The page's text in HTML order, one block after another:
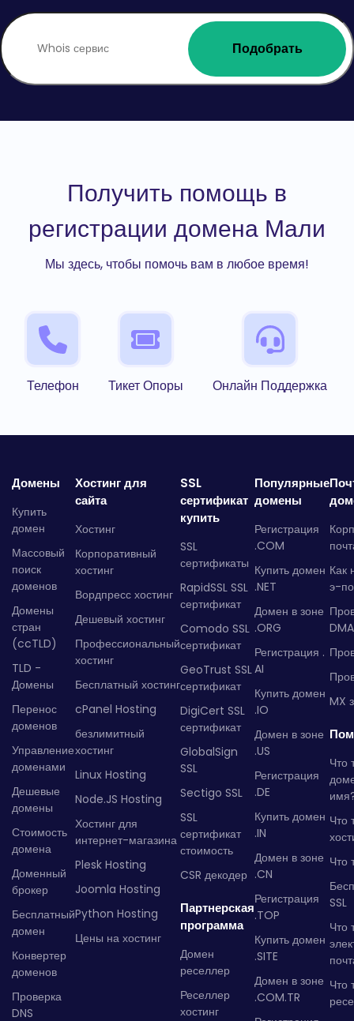
Подобрать
Получить помощь в
регистрации домена Мали
Мы здесь, чтобы помочь вам в любое время!
Телефон Тикет Опоры Онлайн Поддержка
Домены
Купить
домен
Массовый
поиск
доменов
Домены
стран
(ccTLD)
TLD -
Домены
Перенос
доменов
Управление
доменами
Дешевые
домены
Стоимость
домена
Доменный
брокер
Бесплатный
домен
Конвертер
доменов
Проверка
DNS
Хостинг для
сайта
Хостинг
Корпоративный
хостинг
Вордпресс хостинг
Дешевый хостинг
Профессиональный
хостинг
Бесплатный хостинг
cPanel Hosting
безлимитный
хостинг
Linux Hosting
Node.JS Hosting
Хостинг для
интернет-магазина
Plesk Hosting
Joomla Hosting
Python Hosting
Цены на хостинг
SSL
сертификат
купить
SSL
сертификаты
RapidSSL SSL
сертификат
Comodo SSL
сертификат
GeoTrust SSL
сертификат
DigiCert SSL
сертификат
GlobalSign
SSL
Sectigo SSL
SSL
сертификат
стоимость
CSR декодер
Партнерская
программа
Домен
реселлер
Реселлер
хостинг
Популярные
домены
Регистрация
.COM
Купить домен
.NET
Домен в зоне
.ORG
Регистрация .
AI
Купить домен
.IO
Домен в зоне
.US
Регистрация
.DE
Купить домен
.IN
Домен в зоне
.CN
Регистрация
.TOP
Купить домен
.SITE
Домен в зоне
.COM.TR
Как
э-
MX
Что
Что
Что
SSL
Что
Что